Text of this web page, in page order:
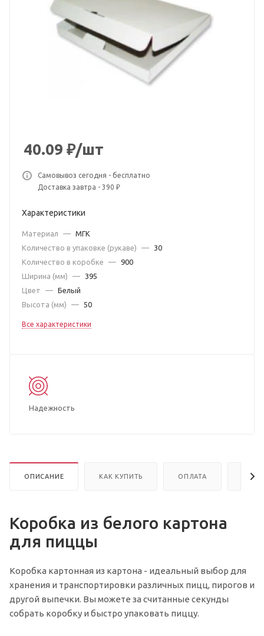
40.09 ₽/шт
Самовывоз сегодня - бесплатно
Доставка завтра - 390 ₽
Характеристики
Материал — МГК
Количество в упаковке (рукаве)
—
30
Количество в коробке
— 900
Ширина (мм)
—
395
Цвет
— Белый
Высота (мм)
— 50
Все характеристики
Надежность
ОПИСАНИЕ КАК КУПИТЬ ОПЛАТА
Коробка из белого картона
для пиццы
Коробка картонная из картона - идеальный выбор для
хранения и транспортировки различных пицц, пирогов и
другой выпечки. Вы можете за считанные секунды
собрать коробку и быстро упаковать пиццу.